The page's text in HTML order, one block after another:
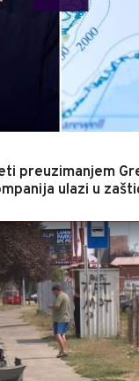
preuzimanjem
ulazi u